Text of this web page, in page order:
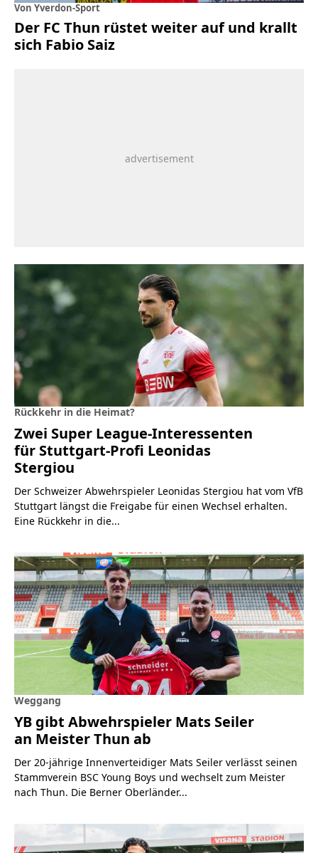
Von Yverdon-Sport
Der FC Thun rüstet weiter auf und krallt
sich Fabio Saiz
Rückkehr in die Heimat?
Zwei Super League-Interessenten
für Stuttgart-Profi Leonidas
Stergiou
Der Schweizer Abwehrspieler Leonidas Stergiou hat vom VfB
Stuttgart längst die Freigabe für einen Wechsel erhalten.
Eine Rückkehr in die...
Weggang
YB gibt Abwehrspieler Mats Seiler
an Meister Thun ab
Der 20-jährige Innenverteidiger Mats Seiler verlässt seinen
Stammverein BSC Young Boys und wechselt zum Meister
nach Thun. Die Berner Oberländer...